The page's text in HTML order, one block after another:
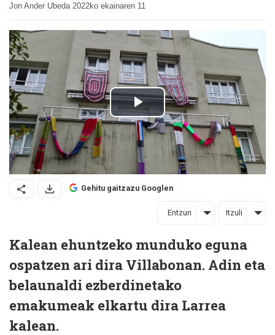
Jon Ander Ubeda 2022ko ekainaren 11
Gehitu gaitzazu Googlen
Entzun Itzuli
Kalean ehuntzeko munduko eguna
ospatzen ari dira Villabonan. Adin eta
belaunaldi ezberdinetako
emakumeak elkartu dira Larrea
kalean.